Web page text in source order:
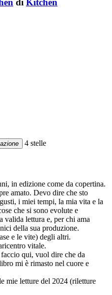
di Kitchen
4 stelle
in edizione come da copertina.
amato. Devo dire che sto
i miei tempi, la mia vita e la
che si sono evolute e
valida lettura e, per chi ama
della sua produzione.
e le vite) degli altri.
vitale.
qui, vuol dire che da
mi è rimasto nel cuore e
mie letture del 2024 (riletture